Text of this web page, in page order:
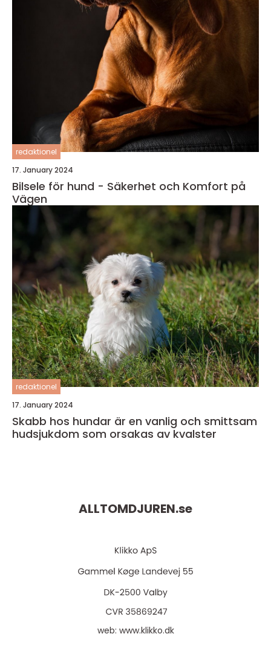
redaktionel
17. January 2024
Bilsele för hund - Säkerhet och Komfort på
Vägen
redaktionel
17. January 2024
Skabb hos hundar är en vanlig och smittsam
hudsjukdom som orsakas av kvalster
ALLTOMDJUREN.se
web: www.klikko.dk